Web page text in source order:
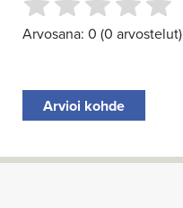
Arvosana: 0 (0 arvostelut)
Arvioi kohde